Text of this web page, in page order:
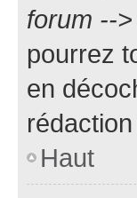
forum --
pourrez
en
Haut